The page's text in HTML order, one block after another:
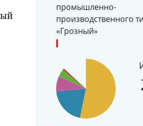
промышленно-
производственного
«Грозный»